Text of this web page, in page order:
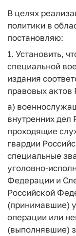
В целях
политики в
постановляю:
1. Установить,
специальной
издания
правовых
а)
внутренних
проходящие
гвардии
специальные
уголовно-
Федерации и
Российской
(принимавшие)
операции или
(выполнявшие)